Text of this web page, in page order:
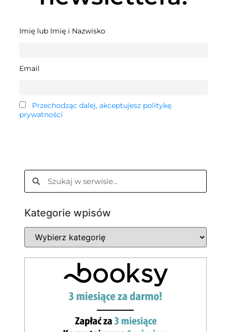
Imię lub Imię i Nazwisko
Email
Przechodząc dalej, akceptujesz politykę
prywatności
Kategorie wpisów